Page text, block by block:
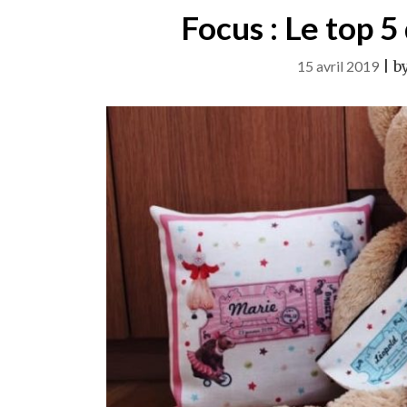
Focus : Le top
15 avril 2019 |